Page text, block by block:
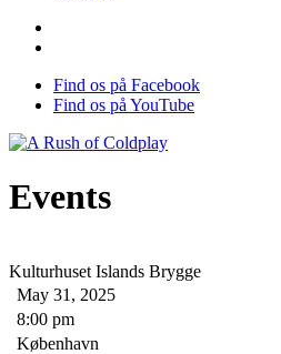
Find os på Facebook
Find os på YouTube
Events
Kulturhuset Islands Brygge
May 31, 2025
8:00 pm
København